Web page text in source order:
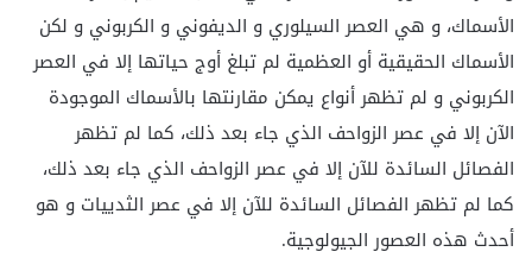
الأسماك، و هي العصر السيلوري و الديفوني و الكربوني و لكن
الأسماك الحقيقية أو العظمية لم تبلغ أوج حياتها إلا في العصر
الكربوني و لم تظهر أنواع يمكن مقارنتها بالأسماك الموجودة
الآن إلا في عصر الزواحف الذي جاء بعد ذلك، كما لم تظهر
الفصائل السائدة للآن إلا في عصر الزواحف الذي جاء بعد ذلك،
كما لم تظهر الفصائل السائدة للآن إلا في عصر الثدييات و هو
أحدث هذه العصور الجيولوجية.